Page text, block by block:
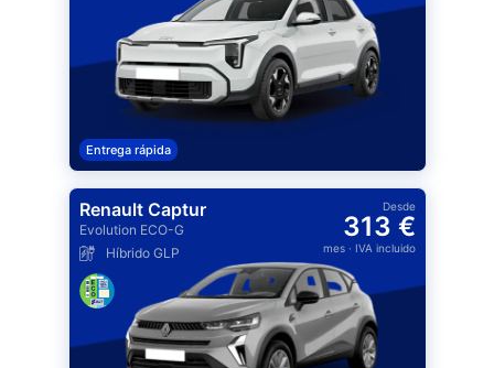
Entrega rápida
Renault Captur
Evolution ECO-G
Híbrido GLP
Desde
313 €
mes· IVA incluido